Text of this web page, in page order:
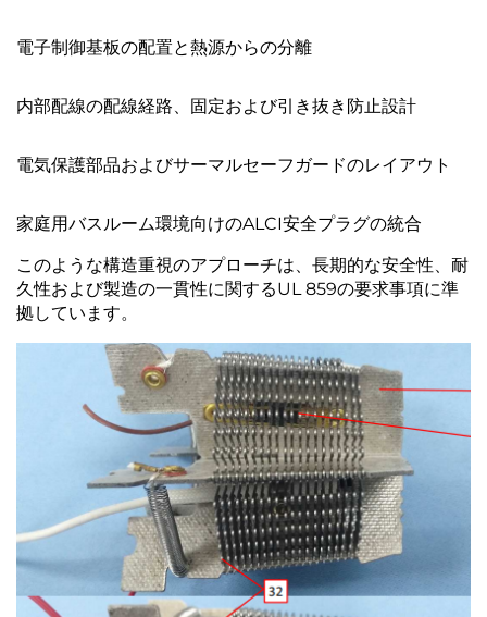
電子制御基板の配置と熱源からの分離
内部配線の配線経路、固定および引き抜き防止設計
電気保護部品およびサーマルセーフガードのレイアウト
家庭用バスルーム環境向けのALCI安全プラグの統合
このような構造重視のアプローチは、長期的な安全性、耐
久性および製造の一貫性に関するUL 859の要求事項に準
拠しています。